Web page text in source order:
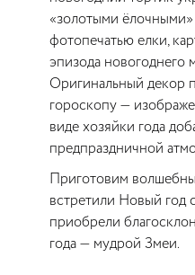
«золотыми
фотопечатью елки,
эпизода новогоднего
Оригинальный декор
гороскопу —
виде хозяйки года
предпраздничной
Приготовим
встретили Новый год
приобрели
года — мудрой Змеи.